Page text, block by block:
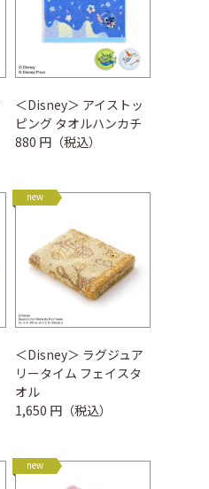
＜Disney＞ アイストッ
ピング タオルハンカチ
880 円（税込）
new
＜Disney＞ ラグジュア
リータイム フェイスタ
オル
1,650 円（税込）
new